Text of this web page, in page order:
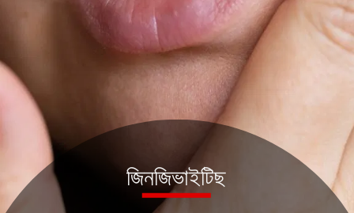
জিনজিভাইটিছ